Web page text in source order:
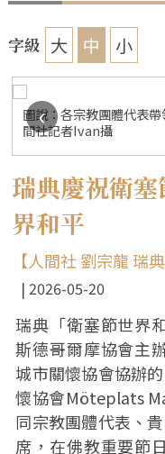
字級 大 中 小
圖說：各宗教團體代表
間社記者Ivan攝
‹
瑞典慶祝衛
界和平
【人間社 劉宗龍 瑞
2026-05-20
瑞典「衛塞節世界
斯德哥爾摩協會主
城市關懷協會協辦
懷協會Möteplats
同宗教團體代表、
席，在佛教重要節